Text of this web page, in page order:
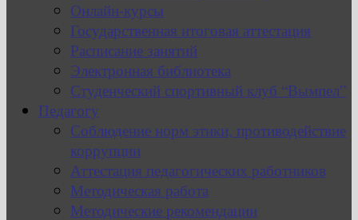
Онлайн-курсы
Государственная итоговая аттестация
Расписание занятий
Электронная библиотека
Студенческий спортивный клуб “Вымпел”
Педагогу
Соблюдение норм этики, противодействие
коррупции
Аттестация педагогических работников
Методическая работа
Методические рекомендации